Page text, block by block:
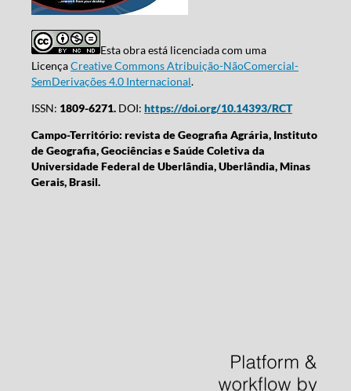
Esta obra está licenciada com uma
LicençaCreative Commons Atribuição-NãoComercial-
SemDerivações 4.0 Internacional.
ISSN: 1809-6271.DOI: https://doi.org/10.14393/RCT
Campo-Território: revista de Geografia Agrária, Instituto
de Geografia, Geociências e Saúde Coletiva da
Universidade Federal de Uberlândia, Uberlândia, Minas
Gerais, Brasil.